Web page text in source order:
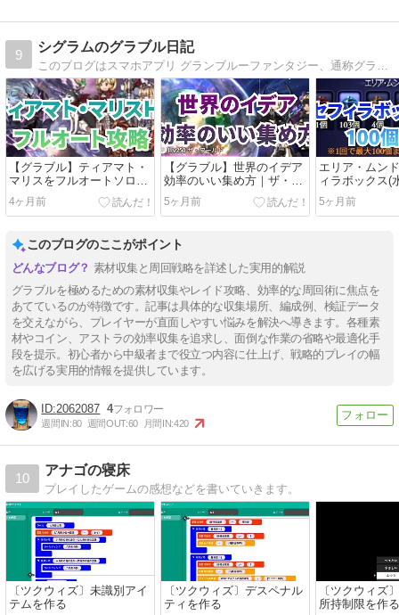
9
シグラムのグラブル日記
【グラブル】ティアマト・
マリスをフルオートソロ討
伐！称号でガチャチケット
を回収する方法
4ヶ月前
【グラブル】世界のイデア
効率のいい集め方｜ザ・ワ
ールドHL青箱周回が最速
5ヶ月前
エリア・ムン
ィラボックス(
封してみた
5ヶ月前
このブログのここがポイント
素材収集と周回戦略を詳述した実用的解説
グラブルを極めるための素材収集やレイド攻略、効率的な周回術に焦点を
あてているのが特徴です。記事は具体的な収集場所、編成例、検証データ
を交えながら、プレイヤーが直面しやすい悩みを解決へ導きます。各種素
材やコイン、アストラの効率収集を追求し、面倒な作業の省略や最適化手
段を提示。初心者から中級者まで役立つ内容に仕上げ、戦略的プレイの幅
を広げる実用的情報を提供しています。
2062087 4
週間IN:80 週間OUT:60 月間IN:420
10
アナゴの寝床
プレイしたゲームの感想などを書いていきます。
〔ツクウィズ〕未識別アイ
テムを作る
〔ツクウィズ〕デスペナル
ティを作る
〔ツクウィズ
所持制限を作る